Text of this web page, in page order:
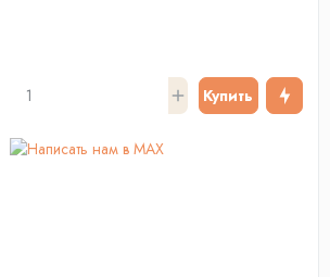
Купить